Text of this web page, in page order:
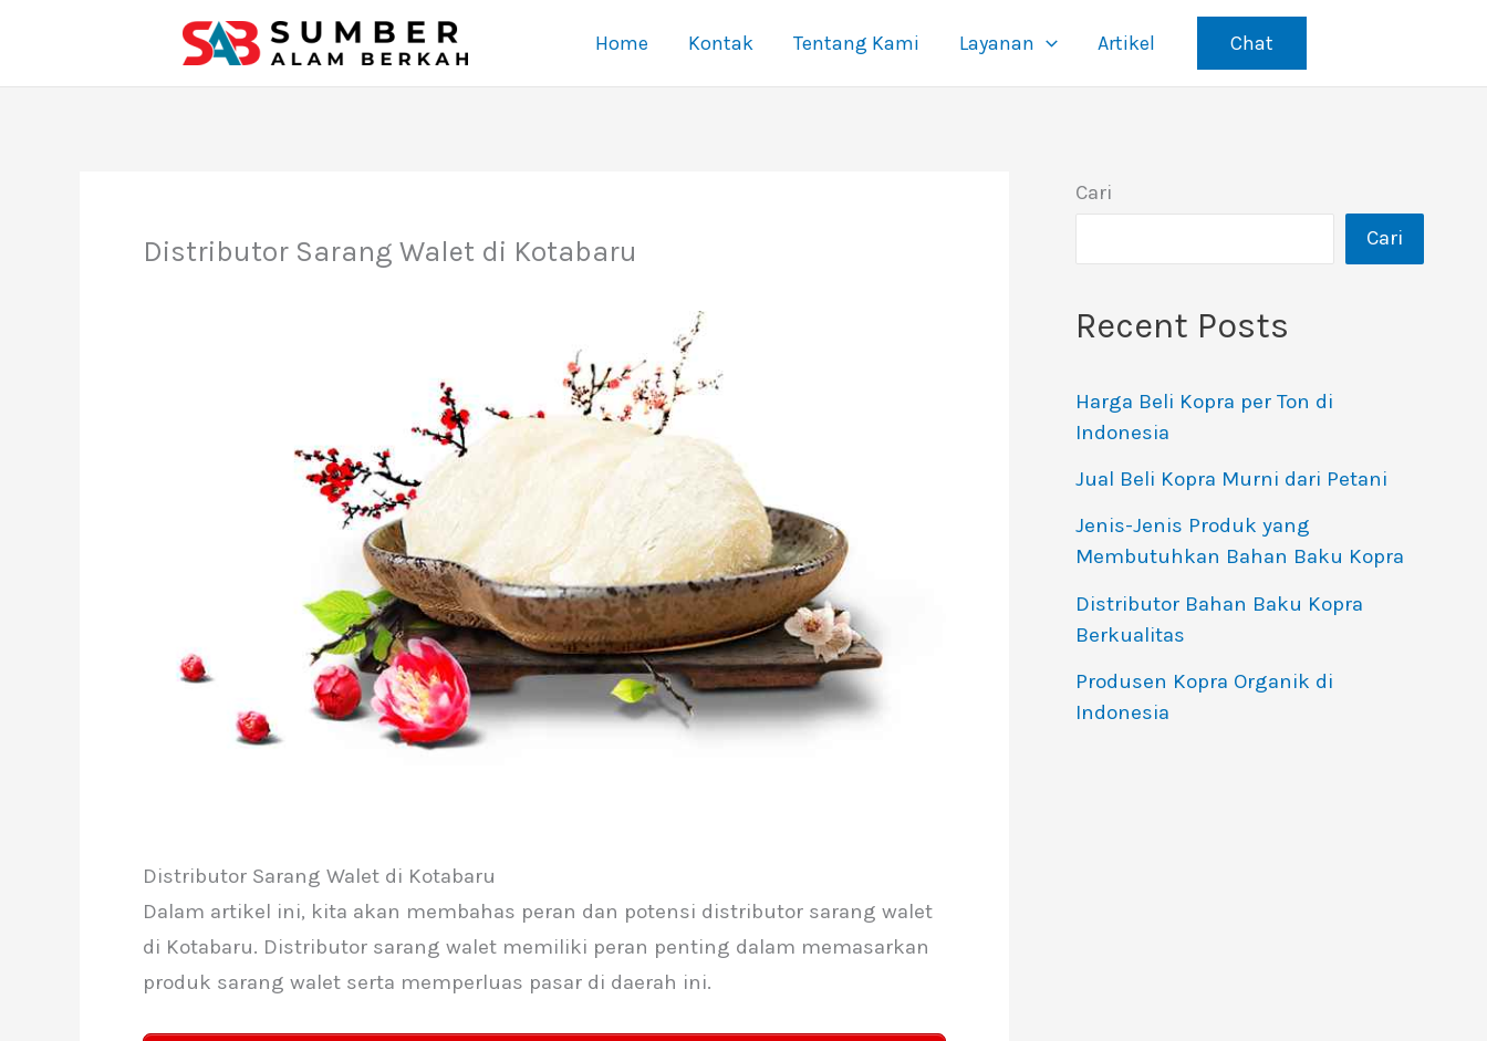
konten
Home Kontak Tentang Kami Layanan Artikel Chat
Distributor Sarang Walet di Kotabaru
Distributor Sarang Walet di Kotabaru
Dalam artikel ini, kita akan membahas peran dan potensi distributor sarang walet
di Kotabaru. Distributor sarang walet memiliki peran penting dalam memasarkan
produk sarang walet serta memperluas pasar di daerah ini.
Cari
Cari
Recent Posts
Harga Beli Kopra per Ton di
Indonesia
Jual Beli Kopra Murni dari Petani
Jenis-Jenis Produk yang
Membutuhkan Bahan Baku Kopra
Distributor Bahan Baku Kopra
Berkualitas
Produsen Kopra Organik di
Indonesia